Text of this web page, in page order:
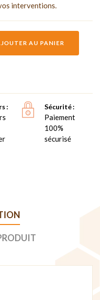
interventions.
AU PANIER
Sécurité
Paiement
100%
sécurisé